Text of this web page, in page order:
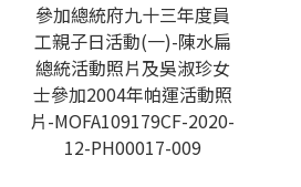
參加總統府九十三年度員
工親子日活動(一)-陳水扁
總統活動照片及吳淑珍女
士參加2004年帕運活動照
片-MOFA109179CF-2020-
12-PH00017-009